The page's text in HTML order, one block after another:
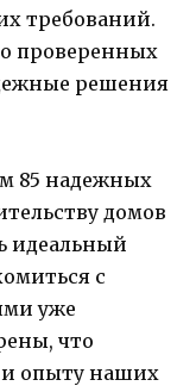
требований.
проверенных
решения
85 надежных
домов
идеальный
с
уже
что
и опыту наших